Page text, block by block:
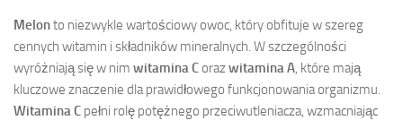
Melonto niezwykle wartościowy owoc, który obfituje w szereg
cennych witamin i składników mineralnych. W szczególności
wyróżniają się w nim witamina Corazwitamina A, które mają
kluczowe znaczenie dla prawidłowego funkcjonowania organizmu.
Witamina C pełni rolę potężnego przeciwutleniacza, wzmacniając